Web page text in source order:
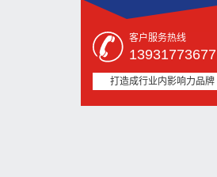
客户服务热线
13931773677
打造成行业内影响力品牌